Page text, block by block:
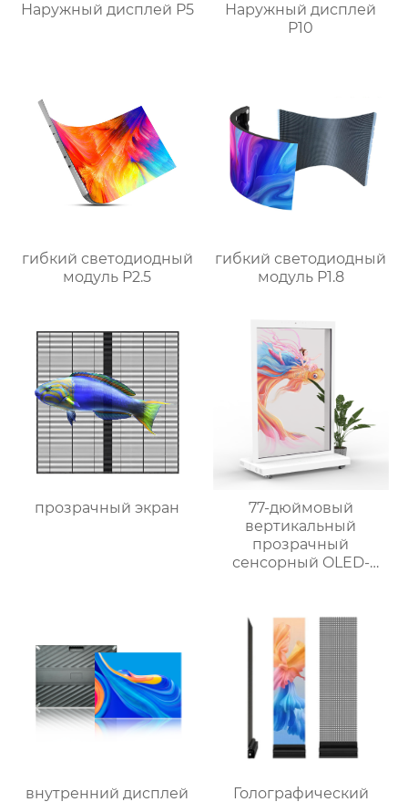
Наружный дисплей P5
Наружный дисплей
P10
гибкий светодиодный
модуль P2.5
гибкий светодиодный
модуль P1.8
прозрачный экран
77-дюймовый
вертикальный
прозрачный
сенсорный OLED-
внутренний дисплей
Голографический